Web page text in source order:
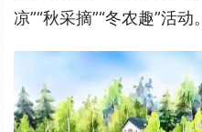
凉”“秋采摘”“冬农趣”活动。